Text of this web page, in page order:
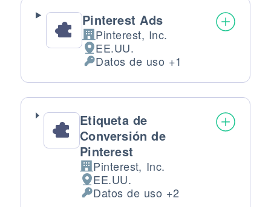
Pinterest Ads
Empresa:
Pinterest, Inc.
Lugar de tratamiento:
EE.UU.
Datos Personales tratados:
Datos de uso +1
Etiqueta de
Conversión de
Pinterest
Empresa:
Pinterest, Inc.
Lugar de tratamiento:
EE.UU.
Datos Personales tratados:
Datos de uso +2